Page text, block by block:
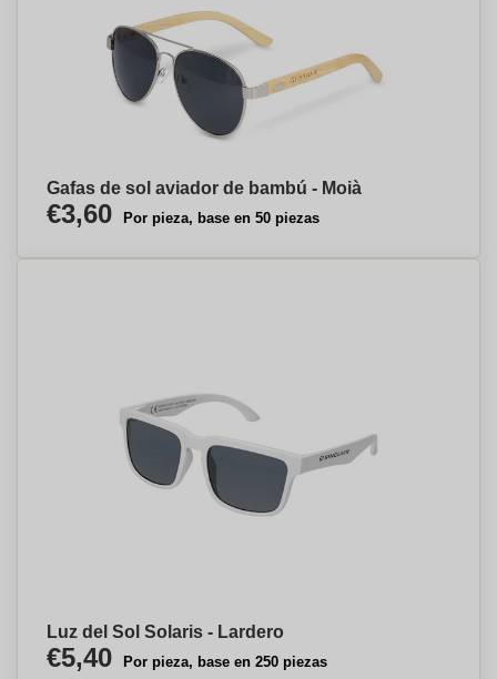
Gafas de sol aviador de bambú - Moià
€3,60 Por pieza, base en 50 piezas
Luz del Sol Solaris - Lardero
€5,40 Por pieza, base en 250 piezas